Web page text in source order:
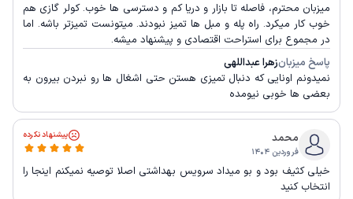
میزبان محترم، فاصله تا بازار و دریا کم و دسترسی ها خوب. کولر گازی هم
خوب کار میکرد. راه پله و مبل ها تمیز نبودند. میتونست تمیزتر باشه. اما
در مجموع برای استراحت اقتصادی و پیشنهاد میشه.
پاسخ میزبانزهرا عبداللهی
نمیدونم اونایی که دنبال تمیزی هستن حتی اشغال ها رو نبردن بیرون به
بعضی ها خوبی نیومده
محمد
فروردین ۱۴۰۴
پیشنهاد نکرده
خیلی کثیف بود و بو میداد سرویس بهداشتی اصلا توصیه نمیکنم اینجا را
انتخاب کنید